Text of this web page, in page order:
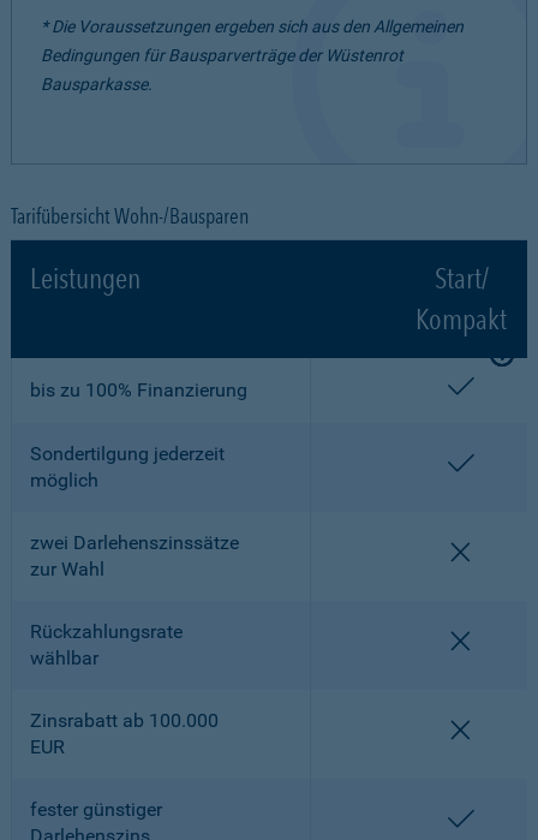
* Die Voraussetzungen ergeben sich aus den Allgemeinen
Bedingungen für Bausparverträge der Wüstenrot
Bausparkasse.
Tarifübersicht Wohn-/Bausparen
Leistungen
Start/
Kompakt
bis zu 100% Finanzierung
Sondertilgung jederzeit
möglich
zwei Darlehenszinssätze
zur Wahl
Rückzahlungsrate
wählbar
Zinsrabatt ab 100.000
EUR
fester günstiger